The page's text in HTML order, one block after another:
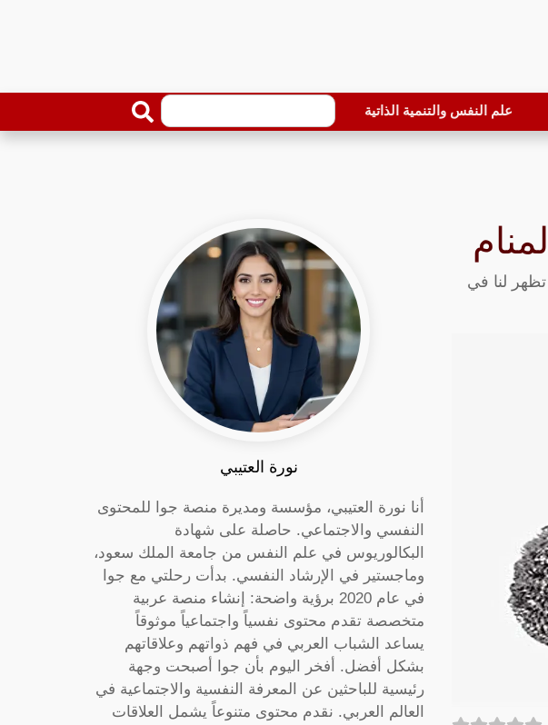
علم النفس والتنمية الذاتية
لنا في
نورة العتيبي
أنا نورة العتيبي، مؤسسة ومديرة منصة جوا للمحتوى
النفسي والاجتماعي. حاصلة على شهادة
البكالوريوس في علم النفس من جامعة الملك سعود،
وماجستير في الإرشاد النفسي. بدأت رحلتي مع جوا
في عام 2020 برؤية واضحة: إنشاء منصة عربية
متخصصة تقدم محتوى نفسياً واجتماعياً موثوقاً
يساعد الشباب العربي في فهم ذواتهم وعلاقاتهم
بشكل أفضل. أفخر اليوم بأن جوا أصبحت وجهة
رئيسية للباحثين عن المعرفة النفسية والاجتماعية في
العالم العربي. نقدم محتوى متنوعاً يشمل العلاقات